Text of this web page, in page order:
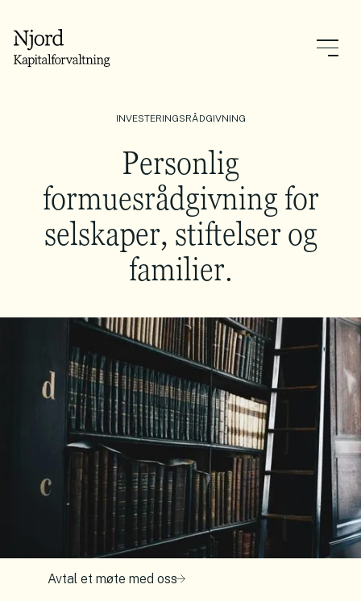
INVESTERINGSRÅDGIVNING
Personlig
formuesrådgivning for
selskaper, stiftelser og
familier.
Avtal et møte med oss